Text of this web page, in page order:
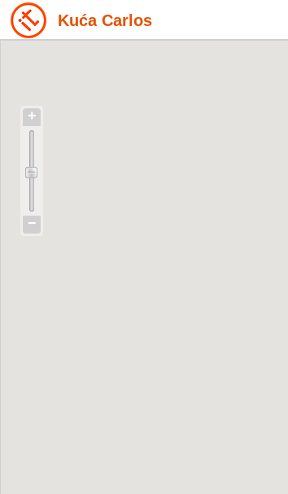
Kuća Carlos
+
−